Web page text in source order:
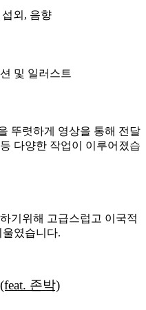
외, 음향
및 일러스트
뚜렷하게 영상을 통해 전달
다양한 작업이 이루어졌습
기위해 고급스럽고 이국적
였습니다.
존박)